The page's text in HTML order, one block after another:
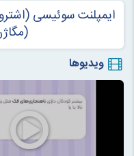
ایمپلنت سوئیسی
ویدیوها